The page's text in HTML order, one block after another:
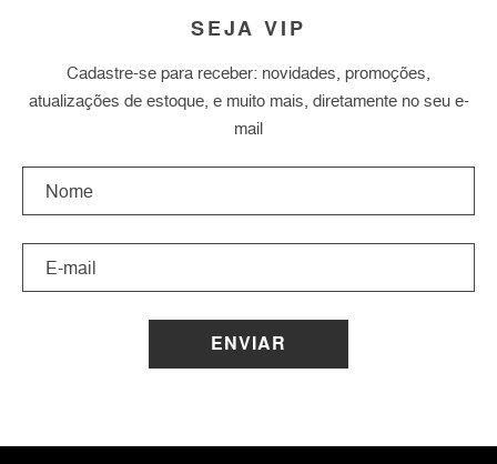
SEJA VIP
Cadastre-se para receber: novidades, promoções,
atualizações de estoque, e muito mais, diretamente no seu e-
mail
ENVIAR